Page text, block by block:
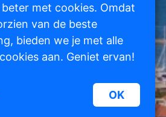
met cookies. Omdat
van de beste
bieden we je met alle
aan. Geniet ervan!
OK